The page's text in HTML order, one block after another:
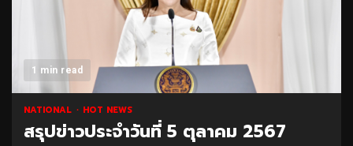
1 min read
NATIONAL HOT NEWS
สรุปข่าวประจำวันที่ 5 ตุลาคม 2567